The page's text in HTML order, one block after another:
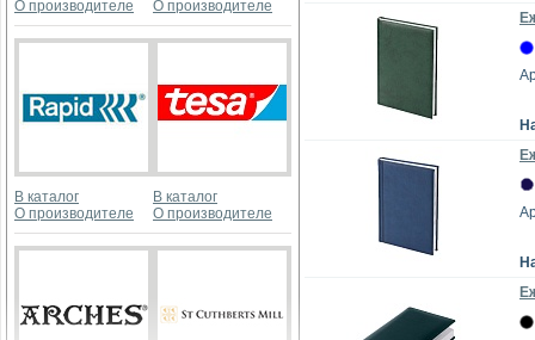
О производителе
О производителе
В каталог
О производителе
В каталог
О производителе